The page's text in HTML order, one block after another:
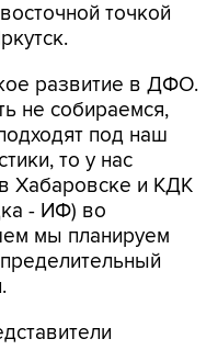
точкой
развитие в ДФО.
не собираемся,
под наш
то у нас
Хабаровске и КДК
- ИФ) во
мы планируем